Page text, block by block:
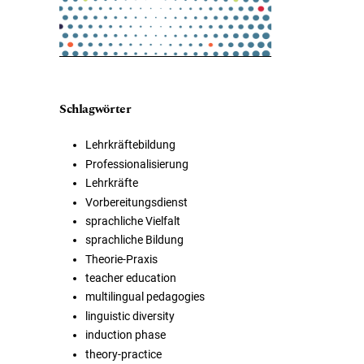
Schlagwörter
Lehrkräftebildung
Professionalisierung
Lehrkräfte
Vorbereitungsdienst
sprachliche Vielfalt
sprachliche Bildung
Theorie-Praxis
teacher education
multilingual pedagogies
linguistic diversity
induction phase
theory-practice